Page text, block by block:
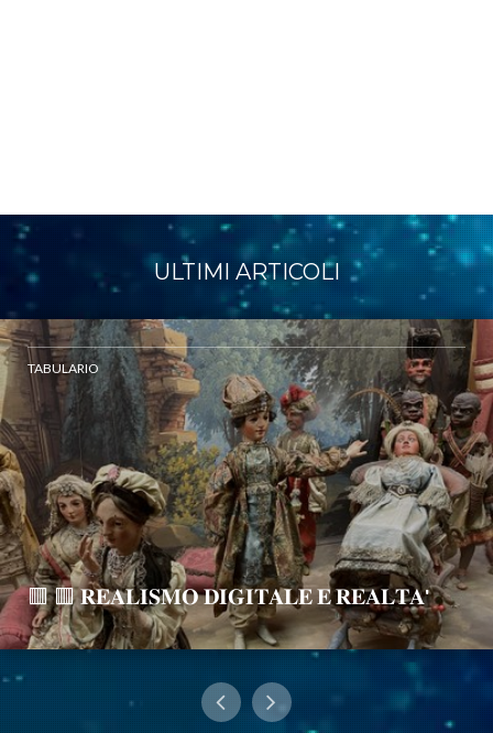
ULTIMI ARTICOLI
TABULARIO
🟥 🟥 𝐑𝐄𝐀𝐋𝐈𝐒𝐌𝐎 𝐃𝐈𝐆𝐈𝐓𝐀𝐋𝐄 𝐄 𝐑𝐄𝐀𝐋𝐓𝐀'